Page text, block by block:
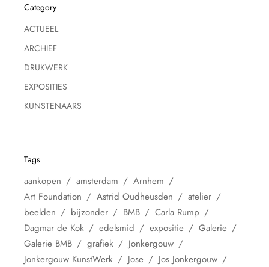
Category
ACTUEEL
ARCHIEF
DRUKWERK
EXPOSITIES
KUNSTENAARS
Tags
aankopen amsterdam
Arnhem
Art Foundation
Astrid Oudheusden
atelier
beelden
bijzonder BMB
Carla Rump
Dagmar de Kok
edelsmid expositie
Galerie
Galerie BMB
grafiek
Jonkergouw
Jonkergouw KunstWerk
Jose
Jos Jonkergouw